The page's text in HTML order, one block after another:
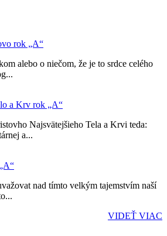
rok „A“
alebo o niečom, že je to srdce celého
a Krv rok „A“
Najsvätejšieho Tela a Krvi teda:
a...
nad tímto velkým tajemstvím naší
VIDEŤ VIAC